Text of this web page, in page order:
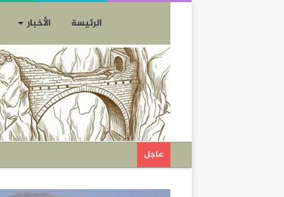
الرئيسة الأخبار
عاجل